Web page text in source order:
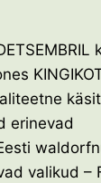
erinevad
valikud –